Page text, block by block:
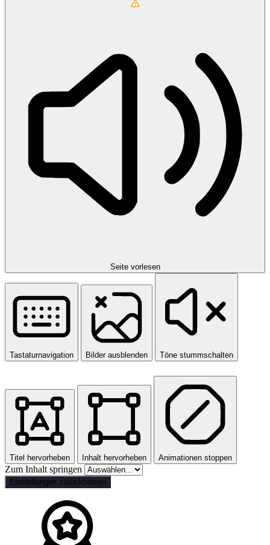
Seite vorlesen
Tastaturnavigation Bilder ausblenden Töne stummschalten
Titel hervorheben Inhalt hervorheben Animationen stoppen
Zum Inhalt springen
Einstellungen zurücksetzen